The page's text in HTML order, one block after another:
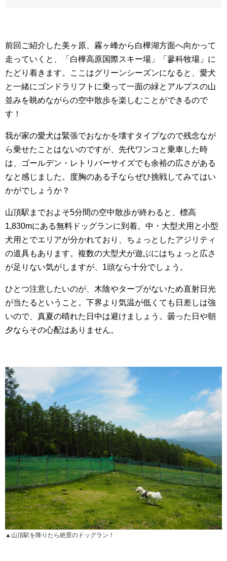
前回ご紹介した美ヶ原、霧ヶ峰から白樺湖方面へ向かって
走っていくと、「白樺高原国際スキー場」「蓼科牧場」に
たどり着きます。ここはグリーンシーズンになると、愛犬
と一緒にゴンドラリフトに乗って一面の緑とアルプスの山
並みを眺めながらの空中散歩を楽しむことができるので
す！
我が家の愛犬は緊張でおなかを壊すタイプなので残念なが
ら乗せたことはないのですが、先代ワンコと乗車した時
は、ゴールデン・レトリバーサイズでも余裕の広さがある
なと感じました。度胸のある子ならぜひ挑戦してみてはい
かがでしょうか？
山頂駅までおよそ5分間の空中散歩が終わると、標高
1,830mにある無料ドッグランに到着。中・大型犬用と小型
犬用とでエリアが分かれており、ちょっとしたアジリティ
の道具もあります。複数の大型犬が遊ぶにはちょっと広さ
が足りない気がしますが、1頭なら十分でしょう。
ひとつ注意したいのが、木陰やタープがないため直射日光
が当たるということ。下界より気温が低くても日差しは強
いので、真夏の晴れた日中は避けましょう。曇った日や朝
夕ならその心配はありません。
▲山頂駅を降りたら絶景のドッグラン！